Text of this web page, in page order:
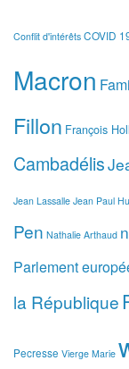
Conflit d'intérêts COVID
Macron
Fillon François
Cambadélis
Jean Lassalle Jean Paul
Pen Nathalie Arthaud
Parlement
la République
Pecresse Vierge Marie